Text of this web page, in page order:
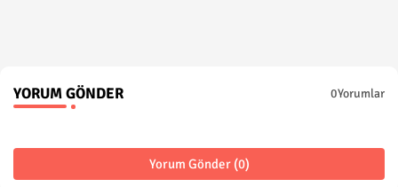
YORUM GÖNDER 0Yorumlar
Yorum Gönder (0)